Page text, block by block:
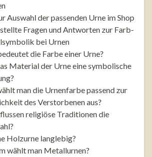
Auswahl der passenden Urne im Shop
Fragen und Antworten zur Farb-
bei Urnen
die Farbe einer Urne?
Material der Urne eine symbolische
man die Urnenfarbe passend zur
des Verstorbenen aus?
religiöse Traditionen die
Holzurne langlebig?
wählt man Metallurnen?